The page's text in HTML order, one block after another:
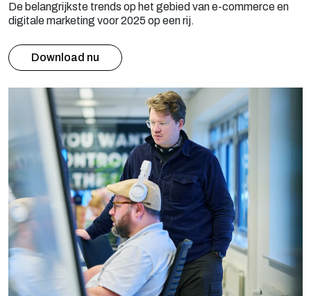
De belangrijkste trends op het gebied van e-commerce en
digitale marketing voor 2025 op een rij.
Download nu